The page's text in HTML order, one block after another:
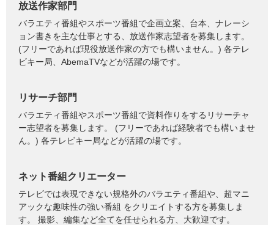
放送作家部門
バラエティ番組やスポーツ番組で企画立案、台本、ナレーシ
ョン書きを主な仕事とする、放送作家志望者を募集します。
(フリーであれば現役放送作家の方でも構いません。) 各テレ
ビキー局、AbemaTVなどが活躍の場です。
リサーチ部門
バラエティ番組やスポーツ番組で資料作りをするリサーチャ
ー志望者を募集します。 (フリーであれば経験者でも構いませ
ん。) 各テレビキー局などが活躍の場です。
ネット番組クリエーター
テレビでは表現できない規格外のバラエティ番組や、超マニ
アックな趣味性の強い番組 をクリエイトする方を募集しま
す。 撮影、編集など全てを任せられる方、大歓迎です。